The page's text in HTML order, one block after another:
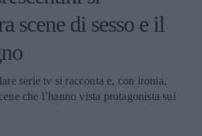
scene di sesso e il
serie tv si racconta e, con ironia,
che l’hanno vista protagonista sui